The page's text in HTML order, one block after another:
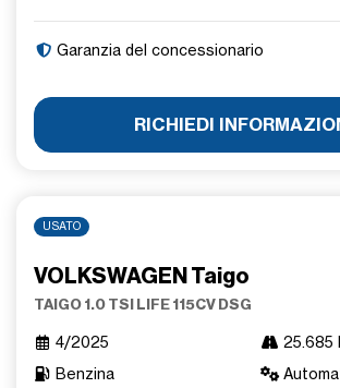
Garanzia del concessionario
RICHIEDI
USATO
VOLKSWAGEN Taigo
TAIGO 1.0 TSI LIFE 115CV DSG
4/2025
25.685
Benzina